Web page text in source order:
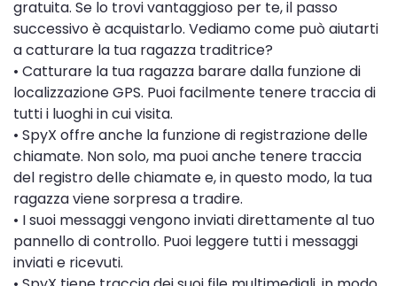
gratuita. Se lo trovi vantaggioso per te, il passo
successivo è acquistarlo. Vediamo come può aiutarti
a catturare la tua ragazza traditrice?
• Catturare la tua ragazza barare dalla funzione di
localizzazione GPS. Puoi facilmente tenere traccia di
tutti i luoghi in cui visita.
• SpyX offre anche la funzione di registrazione delle
chiamate. Non solo, ma puoi anche tenere traccia
del registro delle chiamate e, in questo modo, la tua
ragazza viene sorpresa a tradire.
• I suoi messaggi vengono inviati direttamente al tuo
pannello di controllo. Puoi leggere tutti i messaggi
inviati e ricevuti.